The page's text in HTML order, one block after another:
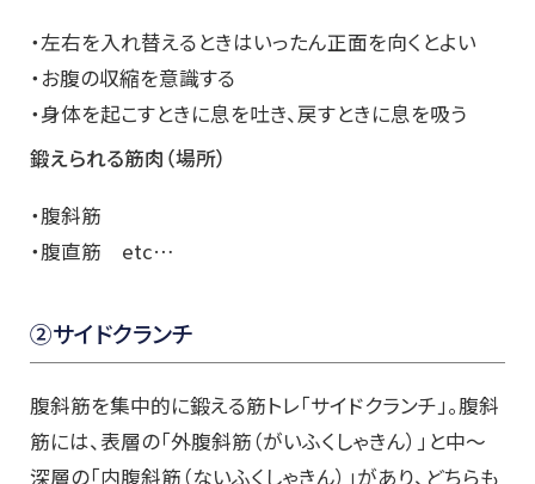
・左右を入れ替えるときはいったん正面を向くとよい
・お腹の収縮を意識する
・身体を起こすときに息を吐き、戻すときに息を吸う
鍛えられる筋肉（場所）
・腹斜筋
・腹直筋 etc…
②サイドクランチ
腹斜筋を集中的に鍛える筋トレ「サイドクランチ」。腹斜
筋には、表層の「外腹斜筋（がいふくしゃきん）」と中～
深層の「内腹斜筋（ないふくしゃきん）」があり、どちらも